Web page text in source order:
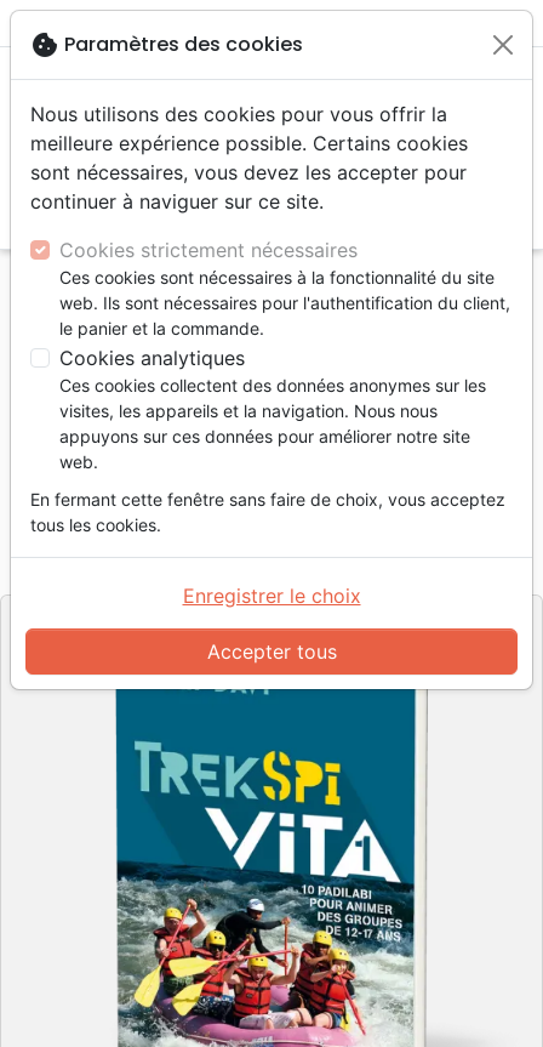
menu
Accueil Livres Formation
Adolescents, Jeunes
Trek Spi Vita 1 - 10 padilabi pour animer des
groupes de 12-17 ans
Trek Spi Vita 1
10 padilabi pour animer des groupes de
12-17 ans
Auteur :Luigi Davi
cookie Paramètres des cookies
Nous utilisons des cookies pour vous offrir la
meilleure expérience possible. Certains cookies
sont nécessaires, vous devez les accepter pour
continuer à naviguer sur ce site.
Cookies strictement nécessaires
Ces cookies sont nécessaires à la fonctionnalité du site
web. Ils sont nécessaires pour l'authentification du client,
le panier et la commande.
Cookies analytiques
Ces cookies collectent des données anonymes sur les
visites, les appareils et la navigation. Nous nous
appuyons sur ces données pour améliorer notre site
web.
En fermant cette fenêtre sans faire de choix, vous acceptez
tous les cookies.
Accepter tous
Enregistrer le choix